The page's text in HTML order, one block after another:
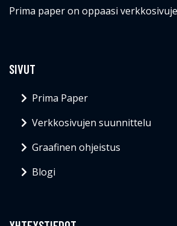
Prima paper on oppaasi
SIVUT
Prima Paper
Verkkosivujen suunnittelu
Graafinen ohjeistus
Blogi